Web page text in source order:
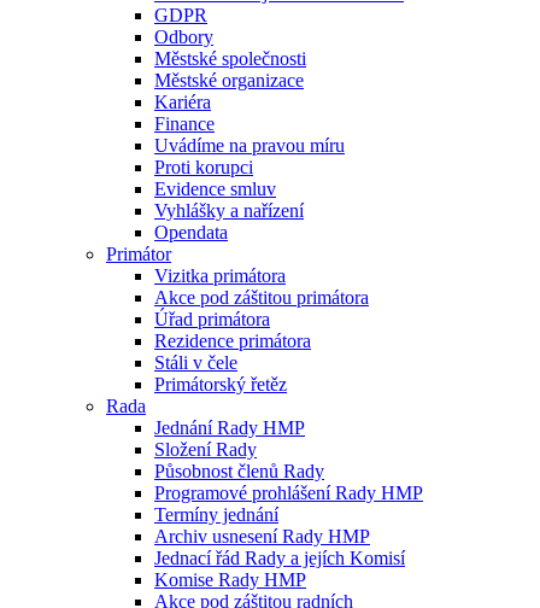
GDPR
Odbory
Městské společnosti
Městské organizace
Kariéra
Finance
Uvádíme na pravou míru
Proti korupci
Evidence smluv
Vyhlášky a nařízení
Opendata
Primátor
Vizitka primátora
Akce pod záštitou primátora
Úřad primátora
Rezidence primátora
Stáli v čele
Primátorský řetěz
Rada
Jednání Rady HMP
Složení Rady
Působnost členů Rady
Programové prohlášení Rady HMP
Termíny jednání
Archiv usnesení Rady HMP
Jednací řád Rady a jejích Komisí
Komise Rady HMP
Akce pod záštitou radních